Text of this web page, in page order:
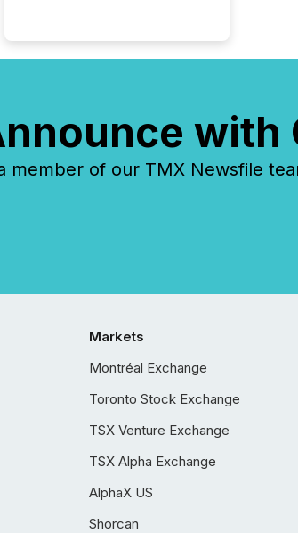
with
member of our TMX Newsfile
Markets
Montréal Exchange
Toronto Stock Exchange
TSX Venture Exchange
TSX Alpha Exchange
AlphaX US
Shorcan